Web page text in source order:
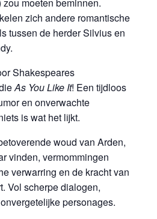
moeten beminnen.
zich andere romantische
tussen de herder Silvius en
Shakespeares
As You Like It! Een tijdloos
en onverwachte
is wat het lijkt.
woud van Arden,
vinden, vermommingen
verwarring en de kracht van
Vol scherpe dialogen,
personages.